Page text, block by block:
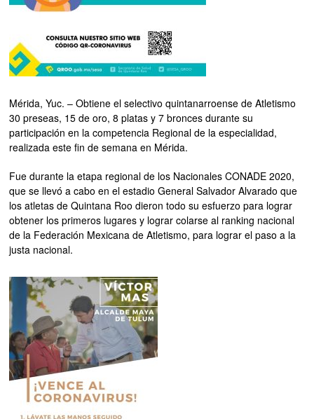
Mérida, Yuc. – Obtiene el selectivo quintanarroense de Atletismo
30 preseas, 15 de oro, 8 platas y 7 bronces durante su
participación en la competencia Regional de la especialidad,
realizada este fin de semana en Mérida.
Fue durante la etapa regional de los Nacionales CONADE 2020,
que se llevó a cabo en el estadio General Salvador Alvarado que
los atletas de Quintana Roo dieron todo su esfuerzo para lograr
obtener los primeros lugares y lograr colarse al ranking nacional
de la Federación Mexicana de Atletismo, para lograr el paso a la
justa nacional.